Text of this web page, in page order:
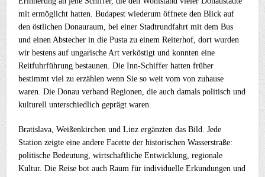
mit ermöglicht hatten. Budapest wiederum öffnete den Blick auf
den östlichen Donauraum, bei einer Stadtrundfahrt mit dem Bus
und einen Abstecher in die Pusta zu einem Reiterhof, dort wurden
wir bestens auf ungarische Art verköstigt und konnten eine
Reitfuhrführung bestaunen. Die Inn-Schiffer hatten früher
bestimmt viel zu erzählen wenn Sie so weit vom von zuhause
waren. Die Donau verband Regionen, die auch damals politisch und
kulturell unterschiedlich geprägt waren.
Bratislava, Weißenkirchen und Linz ergänzten das Bild. Jede
Station zeigte eine andere Facette der historischen Wasserstraße:
politische Bedeutung, wirtschaftliche Entwicklung, regionale
Kultur. Die Reise bot auch Raum für individuelle Erkundungen und